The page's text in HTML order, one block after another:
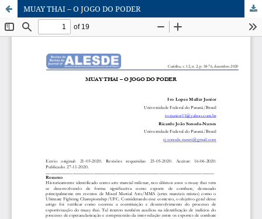
MUAY THAI – O JOGO DO PODER